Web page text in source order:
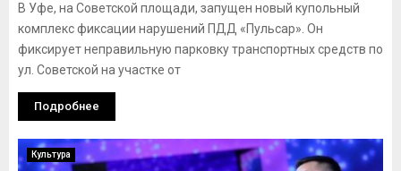
В Уфе, на Советской площади, запущен новый купольный
комплекс фиксации нарушений ПДД «Пульсар». Он
фиксирует неправильную парковку транспортных средств по
ул. Советской на участке от
Подробнее
Культура